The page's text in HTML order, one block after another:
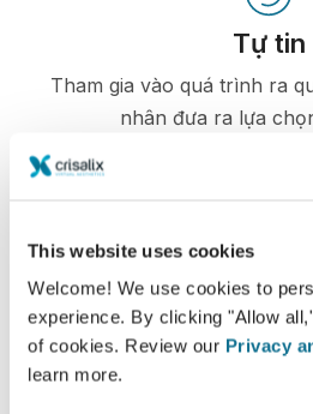
This website uses cookies
Welcome! We use cookies to
experience. By clicking "Allow
of cookies. Review our Privacy
learn more.
Tự tin
Tham gia vào quá trình ra
nhân đưa ra lựa
Hài lòng
100% phụ nữ nói rằng họ
hài lòng với phẫu thuật
ảnh mô phỏng 3D Crisalix